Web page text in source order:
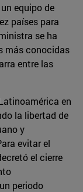
equipo de
países para
se ha
más conocidas
entre las
en
la libertad de
y
evitar el
el cierre
periodo